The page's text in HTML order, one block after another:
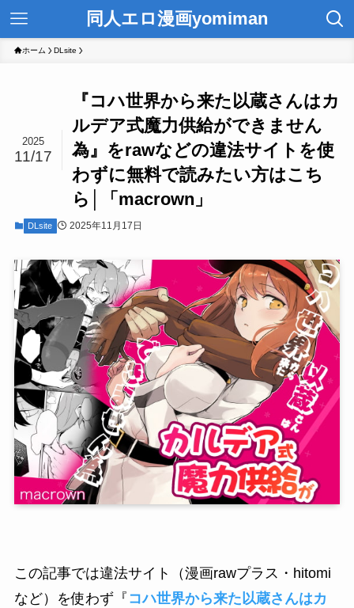
同人エロ漫画yomiman
ホーム DLsite
『コハ世界から来た以蔵さんはカ
ルデア式魔力供給ができません
為』をrawなどの違法サイトを使
わずに無料で読みたい方はこち
ら│「macrown」
2025
11/17
DLsite 2025年11月17日
この記事では違法サイト（漫画rawプラス・hitomi
など）を使わず『 コハ世界から来た以蔵さんはカ